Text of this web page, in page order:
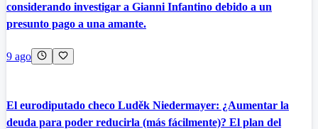
considerando investigar a Gianni Infantino debido a un
presunto pago a una amante.
9 ago
El eurodiputado checo Luděk Niedermayer: ¿Aumentar la
deuda para poder reducirla (más fácilmente)? El plan del